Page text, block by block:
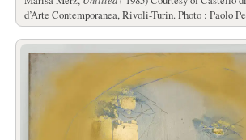
d’Arte Contemporanea, Rivoli-Turin. Photo : Paolo